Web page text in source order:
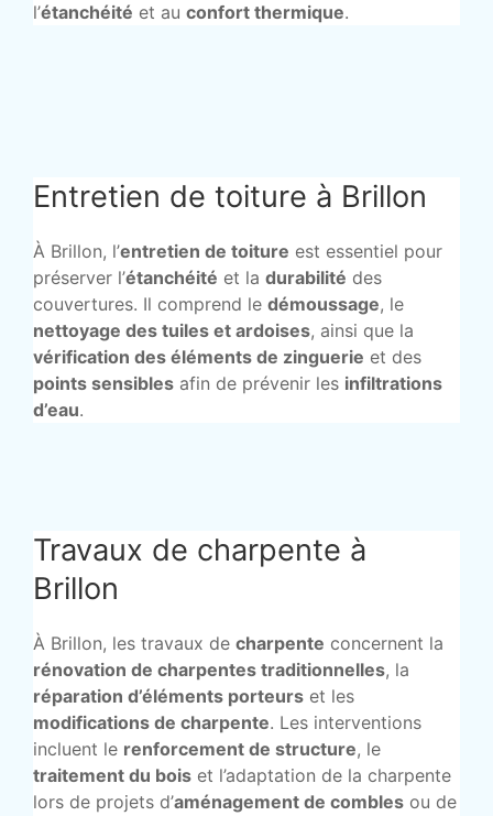
l’étanchéité et au confort thermique.
Entretien de toiture à Brillon
À Brillon, l’entretien de toiture est essentiel pour
préserver l’étanchéité et la durabilité des
couvertures. Il comprend le démoussage, le
nettoyage des tuiles et ardoises, ainsi que la
vérification des éléments de zinguerie et des
points sensibles afin de prévenir les infiltrations
d’eau.
Travaux de charpente à
Brillon
À Brillon, les travaux de charpente concernent la
rénovation de charpentes traditionnelles, la
réparation d’éléments porteurs et les
modifications de charpente. Les interventions
incluent le renforcement de structure, le
traitement du bois et l’adaptation de la charpente
lors de projets d’aménagement de combles ou de